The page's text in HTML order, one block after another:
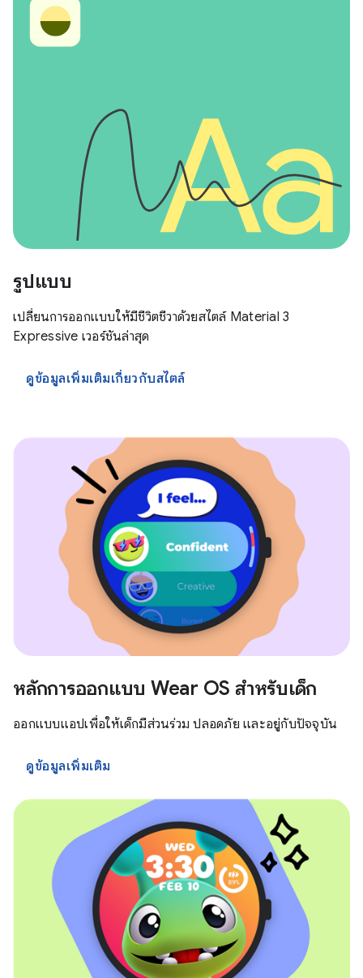
รูปแบบ
เปลี่ยนการออกแบบให้มีชีวิตชีวาด้วยสไตล์ Material 3
Expressive เวอร์ชันล่าสุด
ดูข้อมูลเพิ่มเติมเกี่ยวกับสไตล์
หลักการออกแบบ Wear OS สำหรับเด็ก
ออกแบบแอปเพื่อให้เด็กมีส่วนร่วม ปลอดภัย และอยู่กับปัจจุบัน
ดูข้อมูลเพิ่มเติม